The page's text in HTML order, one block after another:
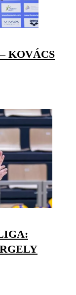
KOVÁCS